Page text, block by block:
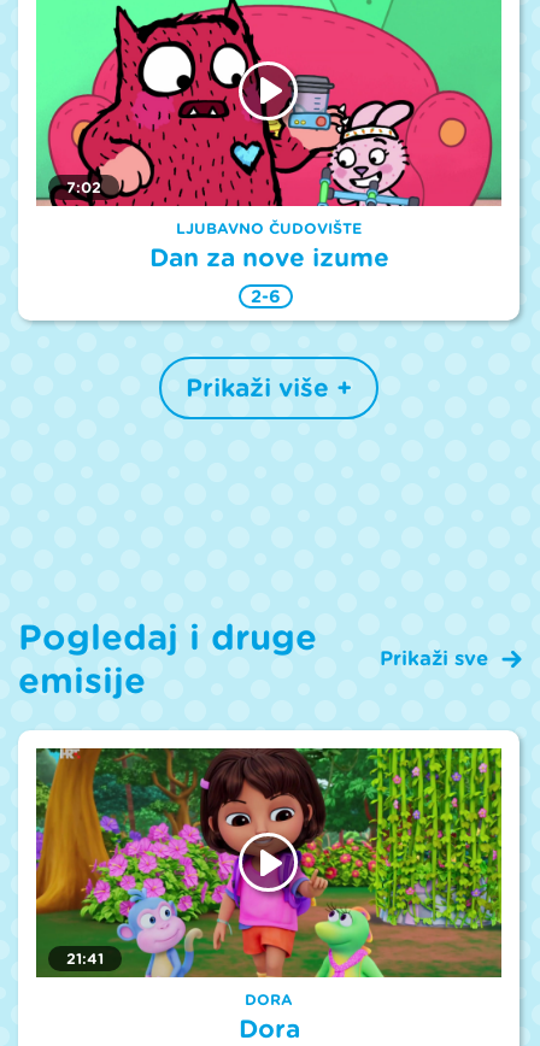
7:02
LJUBAVNO ČUDOVIŠTE
Dan za nove izume
2-6
Prikaži više +
Pogledaj i druge
emisije
Prikaži sve
21:41
DORA
Dora